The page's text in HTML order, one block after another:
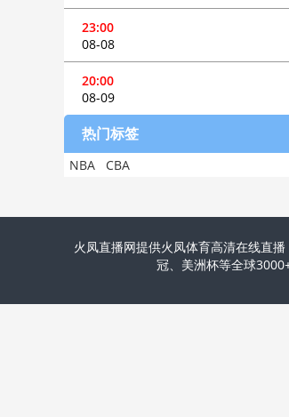
23:00
08-08
20:00
08-09
热门标签
NBA CBA
火凤直播网提供火凤体育高清在线直
冠、美洲杯等全球